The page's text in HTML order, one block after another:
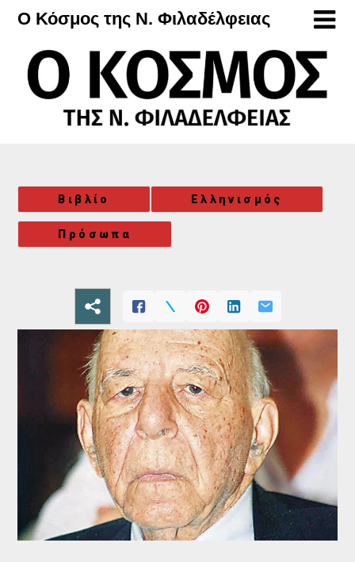
Μετάβαση
περιεχόμενο
Ο Κόσμος της Ν. Φιλαδέλφειας
Βιβλίο Ελληνισμός
Πρόσωπα